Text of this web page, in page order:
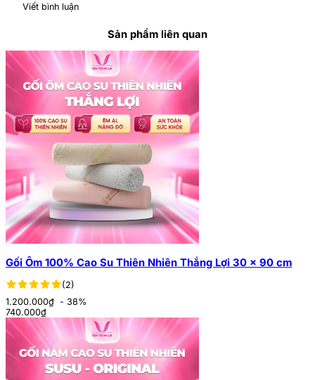
Viết bình luận
Sản phẩm liên quan
Gối Ôm 100% Cao Su Thiên Nhiên Thắng Lợi 30 x 90 cm
(2)
1.200.000₫ - 38%
740.000₫